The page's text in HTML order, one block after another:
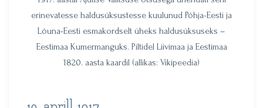
erinevatesse haldusüksustesse kuulunud Põhja-Eesti ja
Lõuna-Eesti esmakordselt üheks haldusüksuseks –
Eestimaa Kumermanguks. Piltidel Liivimaa ja Eestimaa
1820. aasta kaardil (allikas: Vikipeedia)